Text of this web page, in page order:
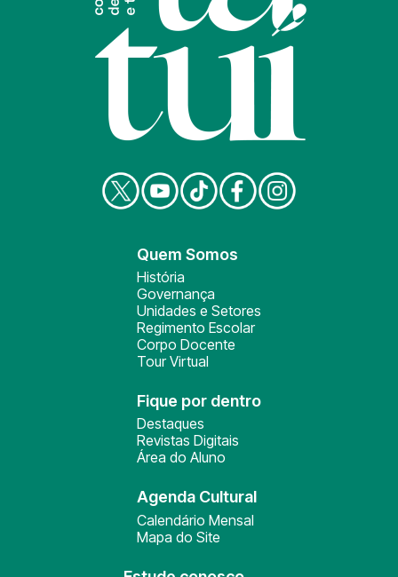
Quem Somos
História
Governança
Unidades e Setores
Regimento Escolar
Corpo Docente
Tour Virtual
Fique por dentro
Destaques
Revistas Digitais
Área do Aluno
Agenda Cultural
Calendário Mensal
Mapa do Site